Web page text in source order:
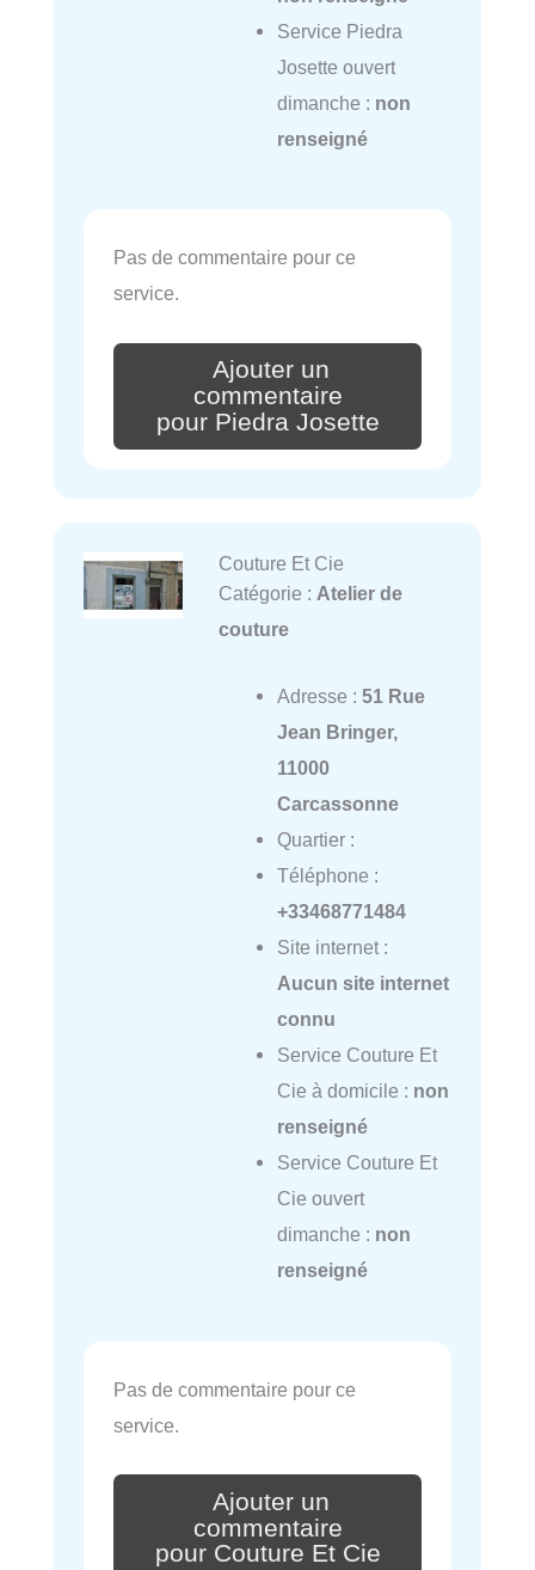
Service Piedra
Josette ouvert
dimanche : non
renseigné
Pas de commentaire pour ce
service.
Ajouter un
commentaire
pour Piedra Josette
Couture Et Cie
Catégorie : Atelier de
couture
Adresse : 51 Rue
Jean Bringer,
11000
Carcassonne
Quartier :
Téléphone :
+33468771484
Site internet :
Aucun site internet
connu
Service Couture Et
Cie à domicile : non
renseigné
Service Couture Et
Cie ouvert
dimanche : non
renseigné
Pas de commentaire pour ce
service.
Ajouter un
commentaire
pour Couture Et Cie